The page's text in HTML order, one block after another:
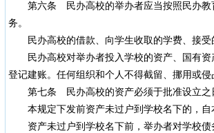
第六条 民办高校的举办者应当按照民办教
务。
民办高校的借款、向学生收取的学费、接受
民办高校对举办者投入学校的资产、国有资
登记建账。任何组织和个人不得截留、挪用或侵
第七条 民办高校的资产必须于批准设立之
本规定下发前资产未过户到学校名下的，自
资产未过户到学校名下前，举办者对学校债